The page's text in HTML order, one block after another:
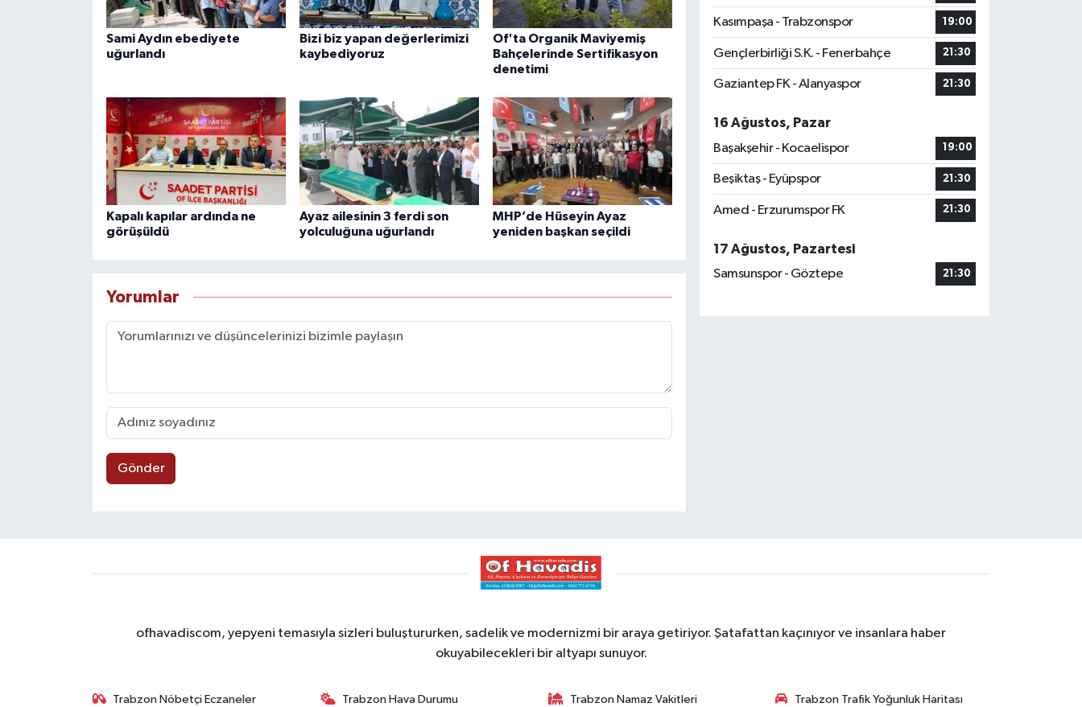
Sami Aydın ebediyete
uğurlandı
Bizi biz yapan değerlerimizi
kaybediyoruz
Of'ta Organik Maviyemiş
Bahçelerinde Sertifikasyon
denetimi
Kapalı kapılar ardında ne
görüşüldü
Ayaz ailesinin 3 ferdi son
yolculuğuna uğurlandı
MHP’de Hüseyin Ayaz
yeniden başkan seçildi
Yorumlar
Gönder
Kasımpaşa - Trabzonspor 19:00
Gençlerbirliği S.K. - Fenerbahçe 21:30
Gaziantep FK - Alanyaspor 21:30
16 Ağustos, Pazar
Başakşehir - Kocaelispor
19:00
Beşiktaş - Eyüpspor 21:30
Amed - Erzurumspor FK 21:30
17 Ağustos, Pazartesi
Samsunspor - Göztepe
21:30
ofhavadiscom, yepyeni temasıyla sizleri buluştururken, sadelik ve modernizmi bir araya getiriyor. Şatafattan kaçınıyor ve insanlara haber
okuyabilecekleri bir altyapı sunuyor.
Trabzon Nöbetçi Eczaneler Trabzon Hava Durumu Trabzon Namaz Vakitleri Trabzon Trafik Yoğunluk Haritası